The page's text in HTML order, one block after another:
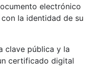
electrónico
la identidad de su
clave pública y la
certificado digital